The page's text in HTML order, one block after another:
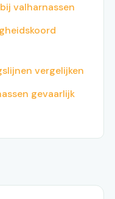
valharnassen
vergelijken
gevaarlijk